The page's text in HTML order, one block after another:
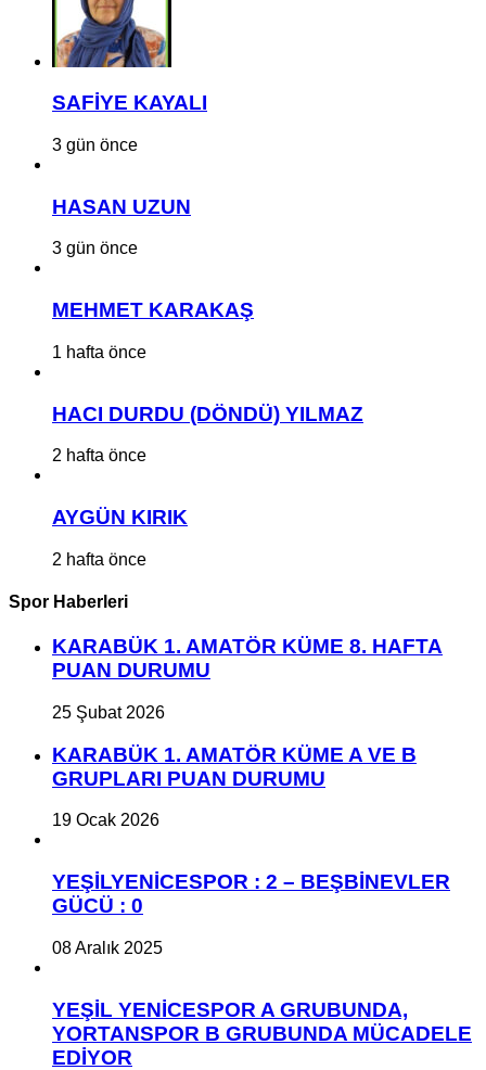
SAFİYE KAYALI
3 gün önce
HASAN UZUN
3 gün önce
MEHMET KARAKAŞ
1 hafta önce
HACI DURDU (DÖNDÜ) YILMAZ
2 hafta önce
AYGÜN KIRIK
2 hafta önce
Spor Haberleri
KARABÜK 1. AMATÖR KÜME 8. HAFTA
PUAN DURUMU
25 Şubat 2026
KARABÜK 1. AMATÖR KÜME A VE B
GRUPLARI PUAN DURUMU
19 Ocak 2026
YEŞİLYENİCESPOR : 2 – BEŞBİNEVLER
GÜCÜ : 0
08 Aralık 2025
YEŞİL YENİCESPOR A GRUBUNDA,
YORTANSPOR B GRUBUNDA MÜCADELE
EDİYOR